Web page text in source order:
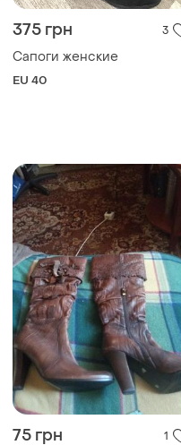
375 грн 3
Сапоги женские
EU 40
75 грн 1